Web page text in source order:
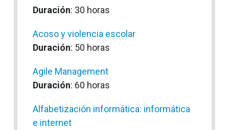
Duración: 30 horas
Acoso y violencia escolar
Duración: 50 horas
Agile Management
Duración: 60 horas
Alfabetización informática: informática
e internet